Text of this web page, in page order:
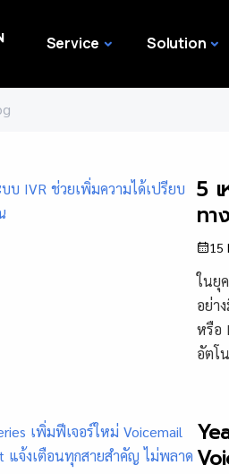
Service Solution
5
ทา
15
ในยุ
อย่า
หรือ
อัตโ